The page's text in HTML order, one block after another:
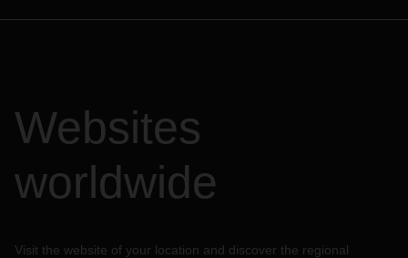
Websites
worldwide
Visit the website of your location and discover the regional